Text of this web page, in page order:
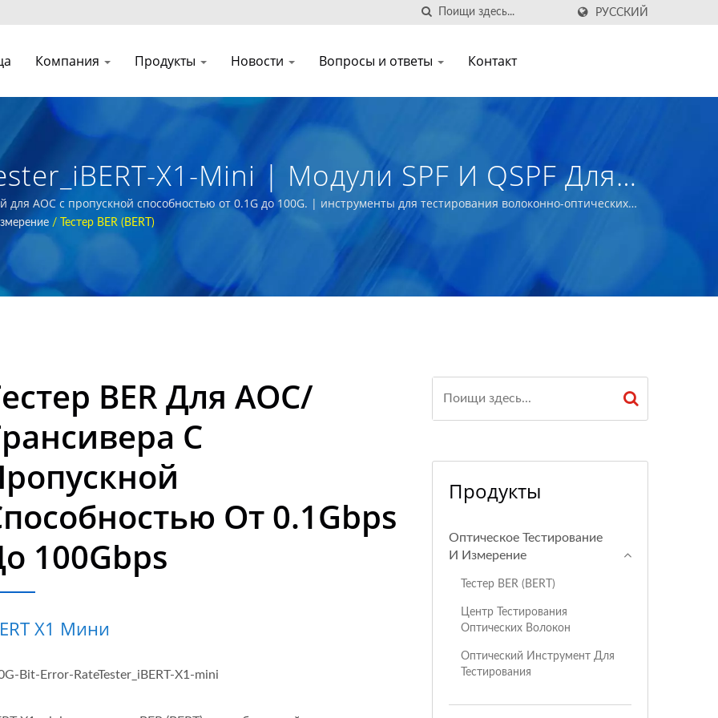
РУССКИЙ
Компания Продукты Новости Вопросы и ответы Контакт
X1-Mini | Модули SPF И QSPF Для
Сетей
для AOC с пропускной способностью от 0.1G до 100G. | инструменты для тестирования волоконно-оптических
/ Тестер BER (BERT)
BER Для AOC/
С
От 0.1Gbps
100Gbps
X1 Мини
Bit-Error-RateTester_iBERT-X1-mini
Продукты
Оптическое Тестирование
И Измерение
Тестер BER (BERT)
Центр Тестирования
Оптических Волокон
Оптический Инструмент Для
Тестирования